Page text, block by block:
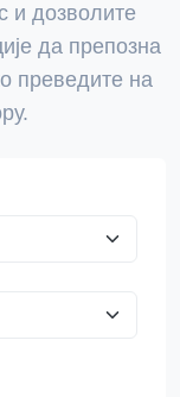
и дозволите
да препозна
преведите на